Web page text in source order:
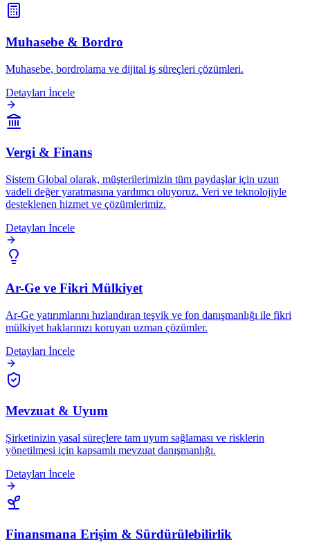
Muhasebe & Bordro
Muhasebe, bordrolama ve dijital iş süreçleri çözümleri.
Detayları İncele
Vergi & Finans
Sistem Global olarak, müşterilerimizin tüm paydaşlar için uzun
vadeli değer yaratmasına yardımcı oluyoruz. Veri ve teknolojiyle
desteklenen hizmet ve çözümlerimiz.
Detayları İncele
Ar-Ge ve Fikri Mülkiyet
Ar-Ge yatırımlarını hızlandıran teşvik ve fon danışmanlığı ile fikri
mülkiyet haklarınızı koruyan uzman çözümler.
Detayları İncele
Mevzuat & Uyum
Şirketinizin yasal süreçlere tam uyum sağlaması ve risklerin
yönetilmesi için kapsamlı mevzuat danışmanlığı.
Detayları İncele
Finansmana Erişim & Sürdürülebilirlik